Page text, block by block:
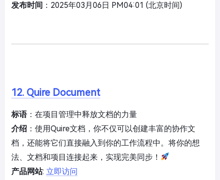
发布时间 ：2025年03月06日 PM04:01 (北京时间)
12. Quire Document
标语：在项目管理中释放文档的力量
介绍 ：使用Quire文档，你不仅可以创建丰富的协作文
档，还能将它们直接融入到你的工作流程中。将你的想
法、文档和项目连接起来，实现完美同步！
产品网站: 立即访问